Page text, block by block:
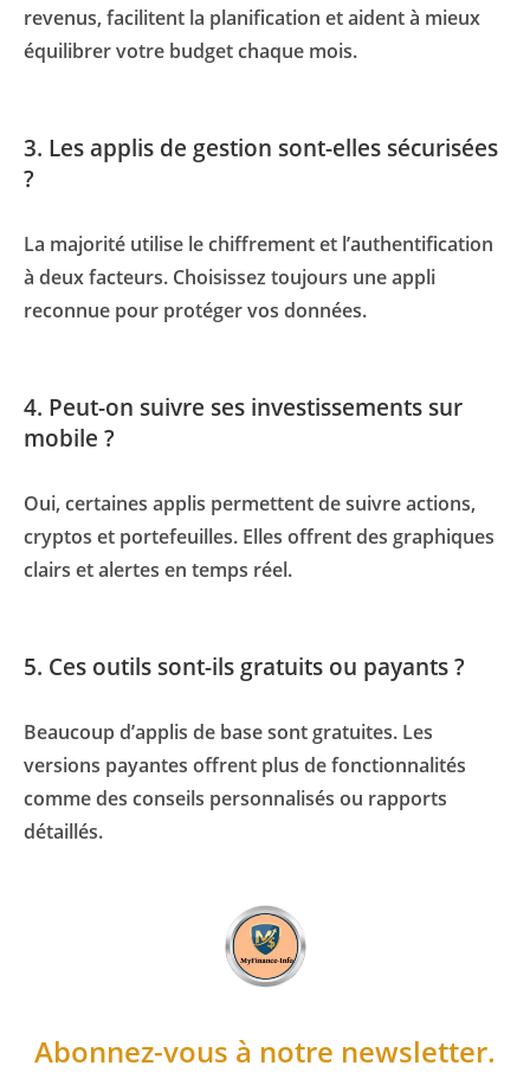
revenus, facilitent la planification et aident à mieux
équilibrer votre budget chaque mois.
3. Les applis de gestion sont-elles sécurisées
?
La majorité utilise le chiffrement et l’authentification
à deux facteurs. Choisissez toujours une appli
reconnue pour protéger vos données.
4. Peut-on suivre ses investissements sur
mobile ?
Oui, certaines applis permettent de suivre actions,
cryptos et portefeuilles. Elles offrent des graphiques
clairs et alertes en temps réel.
5. Ces outils sont-ils gratuits ou payants ?
Beaucoup d’applis de base sont gratuites. Les
versions payantes offrent plus de fonctionnalités
comme des conseils personnalisés ou rapports
détaillés.
Abonnez-vous à notre newsletter.